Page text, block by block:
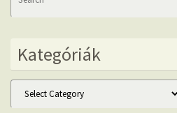
Kategóriák
Kategóriák